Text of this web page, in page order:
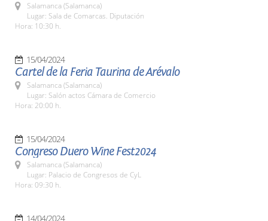
Salamanca (Salamanca)
Lugar: Sala de Comarcas. Diputación
Hora: 10:30 h.
15/04/2024
Cartel de la Feria Taurina de Arévalo
Salamanca (Salamanca)
Lugar: Salón actos Cámara de Comercio
Hora: 20:00 h.
15/04/2024
Congreso Duero Wine Fest2024
Salamanca (Salamanca)
Lugar: Palacio de Congresos de CyL
Hora: 09:30 h.
14/04/2024